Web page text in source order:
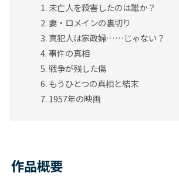
未亡人を殺害したのは誰か？
妻・ロメインの裏切り
真犯人は家政婦……じゃない？
事件の真相
戦争が残した傷
もうひとつの真相と結末
1957年の映画
作品概要